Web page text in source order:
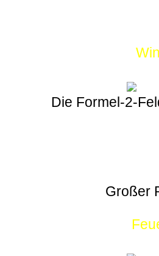
Die Formel-2-
Großer